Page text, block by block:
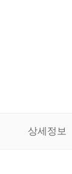
상세정보